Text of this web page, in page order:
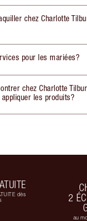
chez Charlotte
pour les mariées?
chez Charlotte
les produits?
dès
2
au